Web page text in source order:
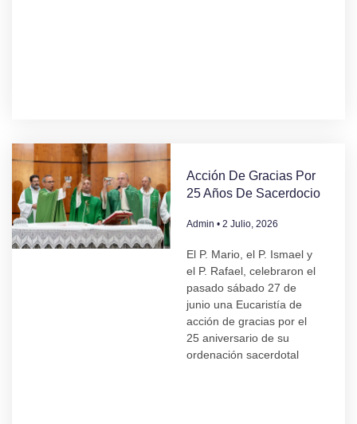
Acción De Gracias Por
25 Años De Sacerdocio
Admin 2 Julio, 2026
El P. Mario, el P. Ismael y
el P. Rafael, celebraron el
pasado sábado 27 de
junio una Eucaristía de
acción de gracias por el
25 aniversario de su
ordenación sacerdotal